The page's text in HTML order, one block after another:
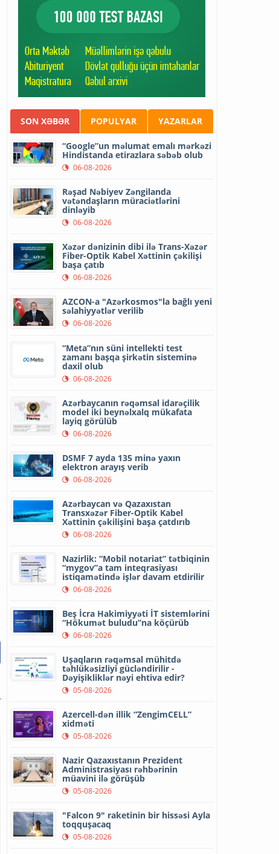
SON XƏBƏR POPULYAR YAZARLAR
“Google”un məlumat emalı mərkəzi
Hindistanda etirazlara səbəb olub
06-08-2026
Rəşad Nəbiyev Zəngilanda
vətəndaşların müraciətlərini
dinləyib
06-08-2026
Xəzər dənizinin dibi ilə Trans-Xəzər
Fiber-Optik Kabel Xəttinin çəkilişi
başa çatıb
06-08-2026
AZCON-a "Azərkosmos"la bağlı yeni
səlahiyyətlər verilib
06-08-2026
“Meta”nın süni intellekti test
zamanı başqa şirkətin sisteminə
daxil olub
06-08-2026
Azərbaycanın rəqəmsal idarəçilik
model iki beynəlxalq mükafata
layiq görülüb
06-08-2026
DSMF 7 ayda 135 minə yaxın
elektron arayış verib
06-08-2026
Azərbaycan və Qazaxıstan
Transxəzər Fiber-Optik Kabel
Xəttinin çəkilişini başa çatdırıb
06-08-2026
Nazirlik: “Mobil notariat” tətbiqinin
“mygov”a tam inteqrasiyası
istiqamətində işlər davam etdirilir
06-08-2026
Beş İcra Hakimiyyəti İT sistemlərini
“Hökumət buludu”na köçürüb
06-08-2026
Uşaqların rəqəmsal mühitdə
təhlükəsizliyi gücləndirilir -
Dəyişikliklər nəyi ehtiva edir?
05-08-2026
Azercell-dən illik “ZengimCELL”
xidməti
05-08-2026
Nazir Qazaxıstanın Prezident
Administrasiyası rəhbərinin
müavini ilə görüşüb
05-08-2026
"Falcon 9" raketinin bir hissəsi Ayla
toqquşacaq
05-08-2026